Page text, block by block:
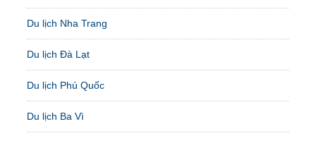
Du lịch Nha Trang
Du lịch Đà Lạt
Du lịch Phú Quốc
Du lịch Ba Vì